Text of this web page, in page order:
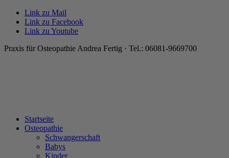
Link zu Mail
Link zu Facebook
Link zu Youtube
Praxis für Osteopathie Andrea Fertig · Tel.: 06081-9669700
Startseite
Osteopathie
Schwangerschaft
Babys
Kinder